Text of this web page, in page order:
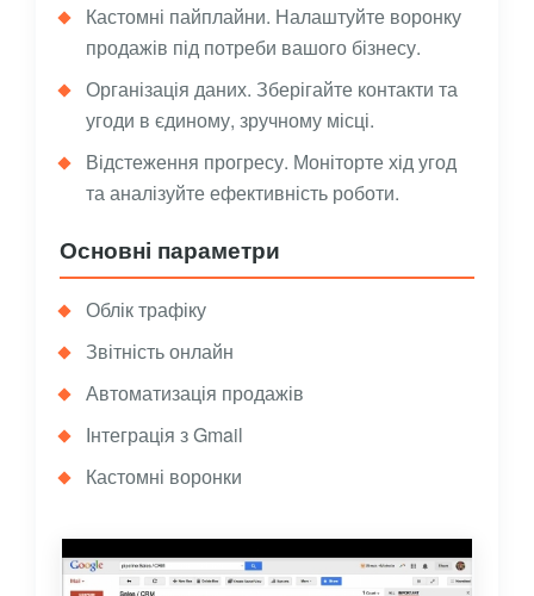
Кастомні пайплайни. Налаштуйте воронку
продажів під потреби вашого бізнесу.
Організація даних. Зберігайте контакти та
угоди в єдиному, зручному місці.
Відстеження прогресу. Моніторте хід угод
та аналізуйте ефективність роботи.
Основні параметри
Облік трафіку
Звітність онлайн
Автоматизація продажів
Інтеграція з Gmail
Кастомні воронки